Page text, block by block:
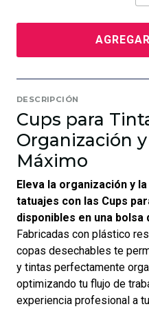
DESCRIPCIÓN
Cups para
Organización
Máximo
Eleva la organización y
tatuajes con las Cups
disponibles en una bolsa
Fabricadas con plástico
copas desechables te
y tintas perfectamente
optimizando tu flujo de
experiencia profesional a